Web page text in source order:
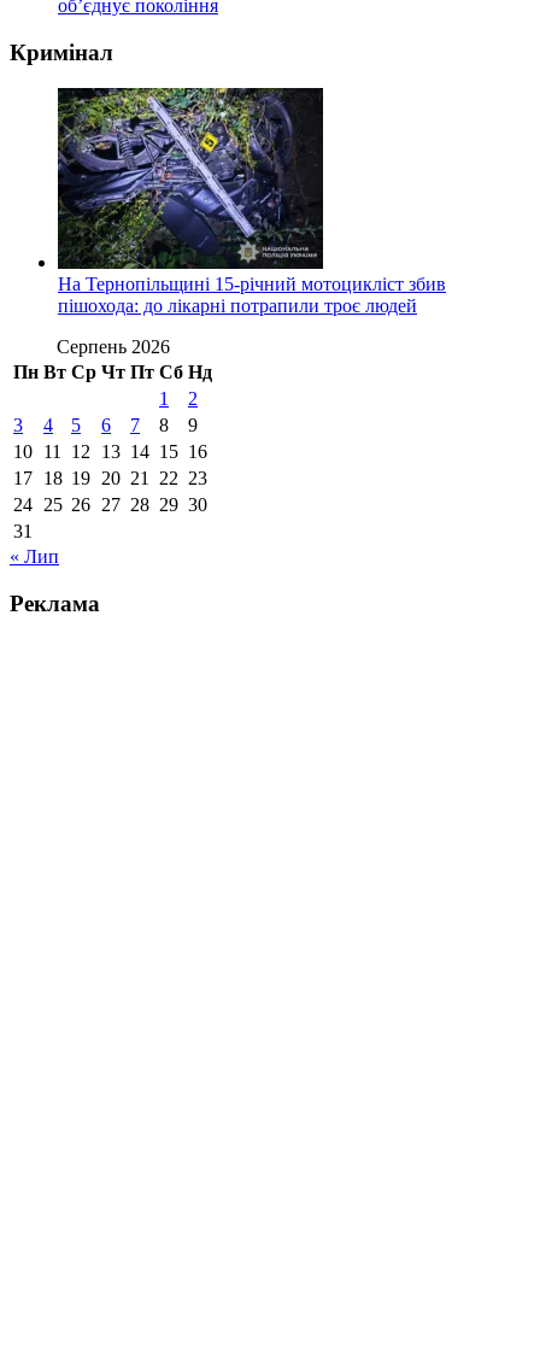
об’єднує покоління
Кримінал
На Тернопільщині 15-річний мотоцикліст збив
пішохода: до лікарні потрапили троє людей
Серпень 2026
Пн Вт Ср Чт Пт Сб Нд
1
2
3
4 5 6 7 8
9
10 11 12 13 14 15 16
17 18 19 20 21 22 23
24 25 26 27 28 29 30
31
« Лип
Реклама